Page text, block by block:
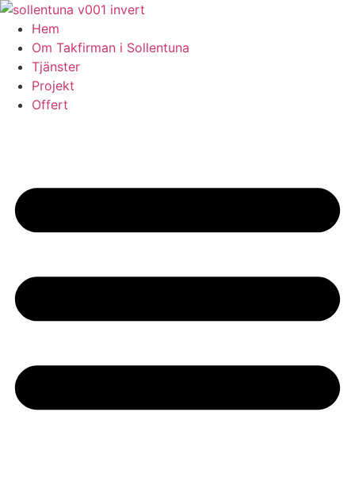
Skip
content
Hem
Om Takfirman i Sollentuna
Tjänster
Projekt
Offert